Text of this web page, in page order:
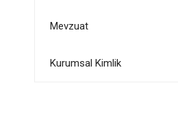
Mevzuat
Kurumsal Kimlik